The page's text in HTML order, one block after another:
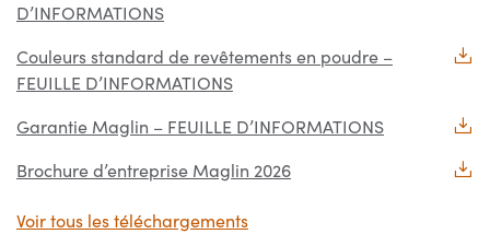
D’INFORMATIONS
Couleurs standard de revêtements en poudre –
FEUILLE D’INFORMATIONS
Garantie Maglin – FEUILLE D’INFORMATIONS
Brochure d’entreprise Maglin 2026
Voir tous les téléchargements